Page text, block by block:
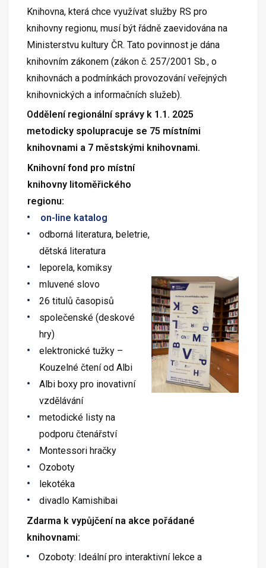
Knihovna, která chce využívat služby RS pro
knihovny regionu, musí být řádně zaevidována na
Ministerstvu kultury ČR. Tato povinnost je dána
knihovním zákonem (zákon č. 257/2001 Sb., o
knihovnách a podmínkách provozování veřejných
knihovnických a informačních služeb).
Oddělení regionální správy k 1.1. 2025
metodicky spolupracuje se 75 místními
knihovnami a 7 městskými knihovnami.
Knihovní fond pro místní
knihovny litoměřického
regionu:
on-line katalog
odborná literatura, beletrie,
dětská literatura
leporela, komiksy
mluvené slovo
26 titulů časopisů
společenské (deskové
hry)
elektronické tužky –
Kouzelné čtení od Albi
Albi boxy pro inovativní
vzdělávání
metodické listy na
podporu čtenářství
Montessori hračky
Ozoboty
lekotéka
divadlo Kamishibai
Zdarma k vypůjčení na akce pořádané
knihovnami:
Ozoboty: Ideální pro interaktivní lekce a